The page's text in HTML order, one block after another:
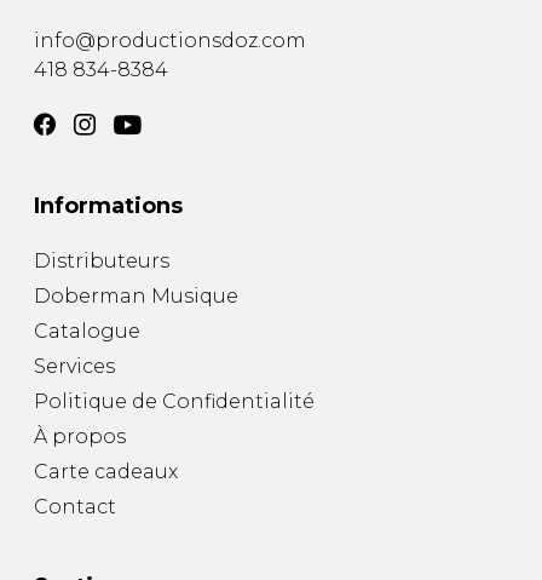
info@productionsdoz.com
418 834-8384
Informations
Distributeurs
Doberman Musique
Catalogue
Services
Politique de Confidentialité
À propos
Carte cadeaux
Contact